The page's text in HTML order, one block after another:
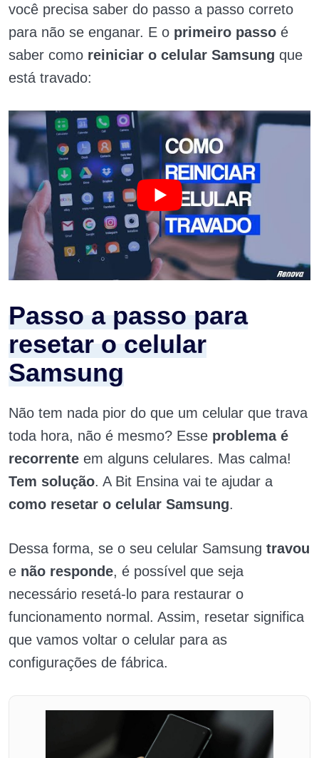
você precisa saber do passo a passo correto
para não se enganar. E o primeiro passo é
saber como reiniciar o celular Samsung que
está travado:
Passo a passo para
resetar o celular
Samsung
Não tem nada pior do que um celular que trava
toda hora, não é mesmo? Esse problema é
recorrente em alguns celulares. Mas calma!
Tem solução. A Bit Ensina vai te ajudar a
como resetar o celular Samsung.​
Dessa forma, se o seu celular Samsung travou
e não responde, é possível que seja
necessário resetá-lo para restaurar o
funcionamento normal. Assim, resetar significa
que vamos voltar o celular para as
configurações de fábrica.